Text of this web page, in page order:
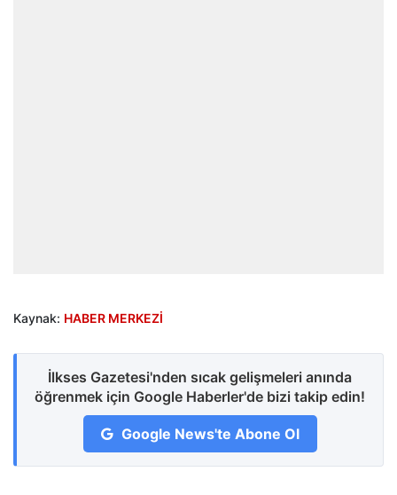
Kaynak: HABER MERKEZİ
İlkses Gazetesi'nden sıcak gelişmeleri anında
öğrenmek için Google Haberler'de bizi takip edin!
Google News'te Abone Ol